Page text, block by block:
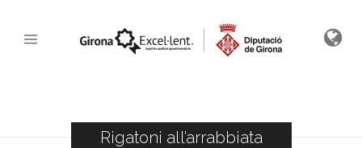
Rigatoni all’arrabbiata